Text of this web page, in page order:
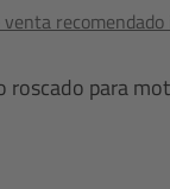
venta
roscado para